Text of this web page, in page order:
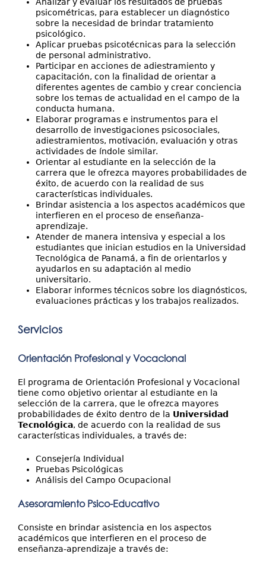
psicométricas, para establecer un diagnóstico
sobre la necesidad de brindar tratamiento
psicológico.
Aplicar pruebas psicotécnicas para la selección
de personal administrativo.
Participar en acciones de adiestramiento y
capacitación, con la finalidad de orientar a
diferentes agentes de cambio y crear conciencia
sobre los temas de actualidad en el campo de la
conducta humana.
Elaborar programas e instrumentos para el
desarrollo de investigaciones psicosociales,
adiestramientos, motivación, evaluación y otras
actividades de índole similar.
Orientar al estudiante en la selección de la
carrera que le ofrezca mayores probabilidades de
éxito, de acuerdo con la realidad de sus
características individuales.
Brindar asistencia a los aspectos académicos que
interfieren en el proceso de enseñanza-
aprendizaje.
Atender de manera intensiva y especial a los
estudiantes que inician estudios en la Universidad
Tecnológica de Panamá, a fin de orientarlos y
ayudarlos en su adaptación al medio
universitario.
Elaborar informes técnicos sobre los diagnósticos,
evaluaciones prácticas y los trabajos realizados.
Servicios
Orientación Profesional y Vocacional
El programa de Orientación Profesional y Vocacional
tiene como objetivo orientar al estudiante en la
selección de la carrera, que le ofrezca mayores
probabilidades de éxito dentro de la Universidad
Tecnológica, de acuerdo con la realidad de sus
características individuales, a través de:
Consejería Individual
Pruebas Psicológicas
Análisis del Campo Ocupacional
Asesoramiento Psico-Educativo
Consiste en brindar asistencia en los aspectos
académicos que interfieren en el proceso de
enseñanza-aprendizaje a través de: